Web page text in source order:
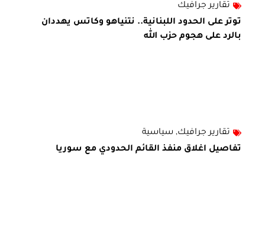
تقارير جرافيك
توتر على الحدود اللبنانية.. نتنياهو وكاتس يهددان
بالرد على هجوم حزب الله
تقارير جرافيك, سياسية
تفاصيل اغلاق منفذ القائم الحدودي مع سوريا